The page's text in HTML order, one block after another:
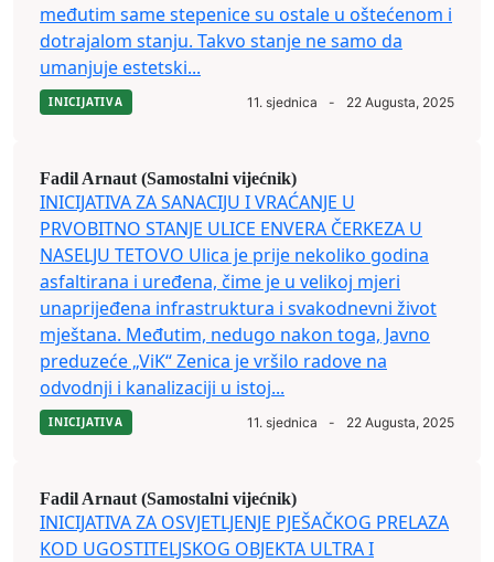
međutim same stepenice su ostale u oštećenom i
dotrajalom stanju. Takvo stanje ne samo da
umanjuje estetski...
INICIJATIVA 11. sjednica - 22 Augusta, 2025
Fadil Arnaut (Samostalni vijećnik)
INICIJATIVA ZA SANACIJU I VRAĆANJE U
PRVOBITNO STANJE ULICE ENVERA ČERKEZA U
NASELJU TETOVO Ulica je prije nekoliko godina
asfaltirana i uređena, čime je u velikoj mjeri
unaprijeđena infrastruktura i svakodnevni život
mještana. Međutim, nedugo nakon toga, Javno
preduzeće „ViK“ Zenica je vršilo radove na
odvodnji i kanalizaciji u istoj...
INICIJATIVA 11. sjednica - 22 Augusta, 2025
Fadil Arnaut (Samostalni vijećnik)
INICIJATIVA ZA OSVJETLJENJE PJEŠAČKOG PRELAZA
KOD UGOSTITELJSKOG OBJEKTA ULTRA I